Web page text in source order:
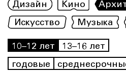
Дизайн Кино
Искусство
Музыка
10–12 лет
13–16 лет
годовые